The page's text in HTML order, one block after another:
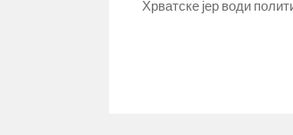
Хрватске јер води